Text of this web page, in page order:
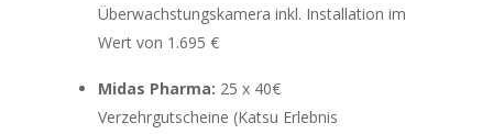
Überwachstungskamera inkl. Installation im
Wert von 1.695 €
Midas Pharma: 25 x 40€
Verzehrgutscheine (Katsu Erlebnis